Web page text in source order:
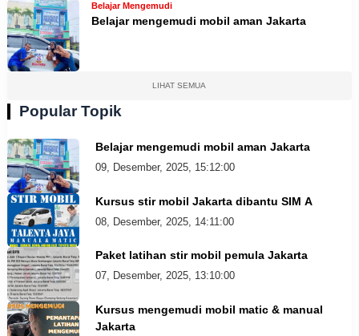
Belajar Mengemudi
Belajar mengemudi mobil aman Jakarta
LIHAT SEMUA
Popular Topik
Belajar mengemudi mobil aman Jakarta
09, Desember, 2025, 15:12:00
Kursus stir mobil Jakarta dibantu SIM A
08, Desember, 2025, 14:11:00
Paket latihan stir mobil pemula Jakarta
07, Desember, 2025, 13:10:00
Kursus mengemudi mobil matic & manual
Jakarta